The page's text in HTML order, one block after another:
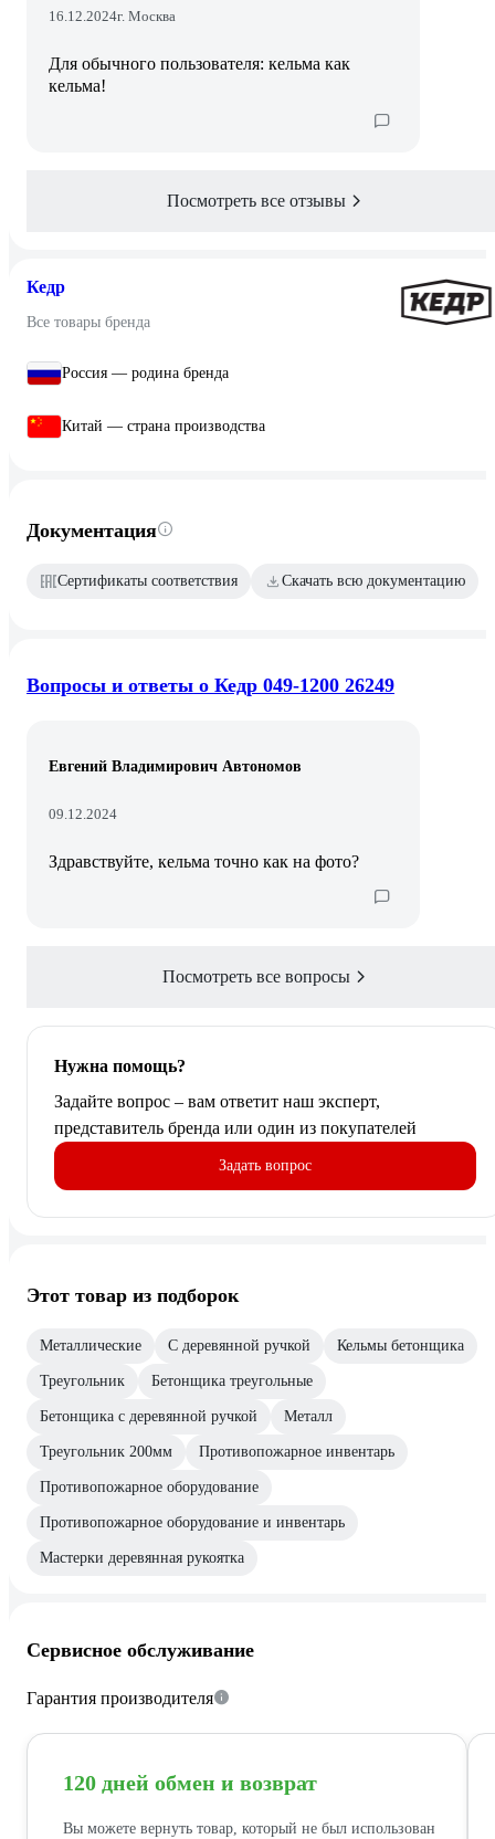
16.12.2024г. Москва
Для обычного пользователя: кельма как
кельма!
Посмотреть все отзывы
Кедр
Все товары бренда
Россия — родина бренда
Китай — страна производства
Документация
Сертификаты соответствия Скачать всю документацию
Вопросы и ответы о Кедр 049-1200 26249
Евгений Владимирович Автономов
09.12.2024
Здравствуйте, кельма точно как на фото?
Посмотреть все вопросы
Нужна помощь?
Задайте вопрос – вам ответит наш эксперт,
представитель бренда или один из покупателей
Задать вопрос
Этот товар из подборок
Металлические С деревянной ручкой Кельмы бетонщика
Треугольник Бетонщика треугольные
Бетонщика с деревянной ручкой Металл
Треугольник 200мм Противопожарное инвентарь
Противопожарное оборудование
Противопожарное оборудование и инвентарь
Мастерки деревянная рукоятка
Сервисное обслуживание
Гарантия производителя
120 дней обмен и возврат
Вы можете вернуть товар, который не был использован